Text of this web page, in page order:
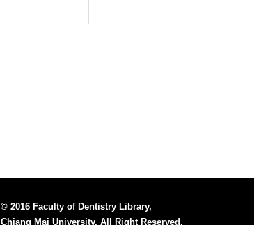
© 2016 Faculty of Dentistry Library,
Chiang Mai University, All Right Reserved.